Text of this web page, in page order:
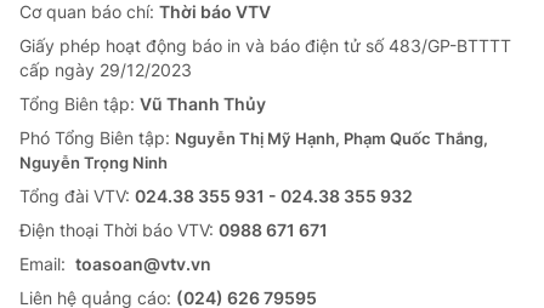
Cơ quan báo chí: Thời báo VTV
Giấy phép hoạt động báo in và báo điện tử số 483/GP-BTTTT
cấp ngày 29/12/2023
Tổng Biên tập: Vũ Thanh Thủy
Phó Tổng Biên tập: Nguyễn Thị Mỹ Hạnh, Phạm Quốc Thắng,
Nguyễn Trọng Ninh
Tổng đài VTV: 024.38 355 931 - 024.38 355 932
Ðiện thoại Thời báo VTV: 0988 671 671
Email: toasoan@vtv.vn
Liên hệ quảng cáo: (024) 626 79595